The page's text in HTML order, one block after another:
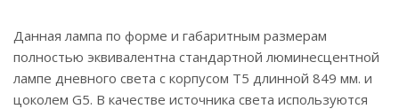
Данная лампа по форме и габаритным размерам
полностью эквивалентна стандартной люминесцентной
лампе дневного света с корпусом T5 длинной 849 мм. и
цоколем G5. В качестве источника света используются